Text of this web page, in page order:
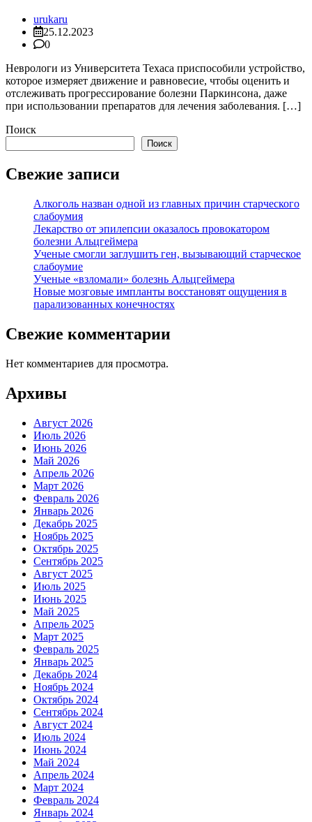
urukaru
25.12.2023
0
Неврологи из Университета Техаса приспособили устройство,
которое измеряет движение и равновесие, чтобы оценить и
отслеживать прогрессирование болезни Паркинсона, даже
при использовании препаратов для лечения заболевания. […]
Поиск
Поиск
Свежие записи
Алкоголь назван одной из главных причин старческого
слабоумия
Лекарство от эпилепсии оказалось провокатором
болезни Альцгеймера
Ученые смогли заглушить ген, вызывающий старческое
слабоумие
Ученые «взломали» болезнь Альцгеймера
Новые мозговые импланты восстановят ощущения в
парализованных конечностях
Свежие комментарии
Нет комментариев для просмотра.
Архивы
Август 2026
Июль 2026
Июнь 2026
Май 2026
Апрель 2026
Март 2026
Февраль 2026
Январь 2026
Декабрь 2025
Ноябрь 2025
Октябрь 2025
Сентябрь 2025
Август 2025
Июль 2025
Июнь 2025
Май 2025
Апрель 2025
Март 2025
Февраль 2025
Январь 2025
Декабрь 2024
Ноябрь 2024
Октябрь 2024
Сентябрь 2024
Август 2024
Июль 2024
Июнь 2024
Май 2024
Апрель 2024
Март 2024
Февраль 2024
Январь 2024